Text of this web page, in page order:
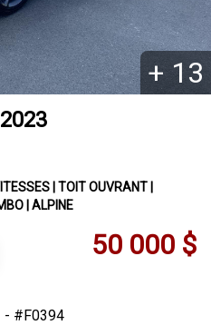
+ 13
2023
| TOIT OUVRANT |
| ALPINE
50 000$
- #F0394